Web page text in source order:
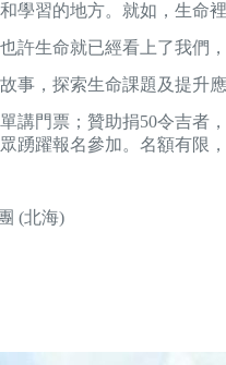
學習的地方。就如，生命
許生命就已經看上了我們
事，探索生命課題及提升應
講門票；贊助捐50令吉者
踴躍報名參加。名額有限，
(北海)